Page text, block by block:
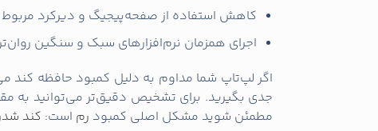
کاهش استفاده از صفحه‌پیجیگ و دیرکرد
اجرای همزمان نرم‌افزارهای سبک و سنگین
اگر لپ‌تاپ شما مداوم به دلیل کمبود حافظه کند
جدی بگیرید. برای تشخیص دقیق‌تر می‌توانید به
مطمئن شوید مشکل اصلی کمبود رم است: کند